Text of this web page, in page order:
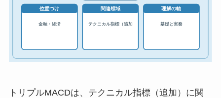
トリプルMACDは、テクニカル指標（追加）に関